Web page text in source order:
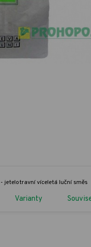
jetelotravní víceletá luční směs
Varianty